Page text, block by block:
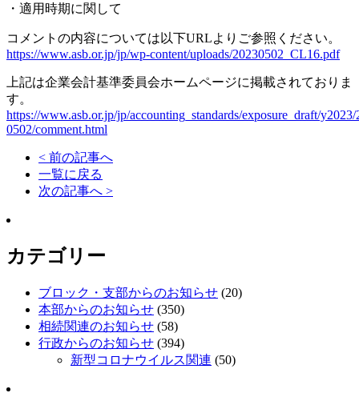
・適用時期に関して
コメントの内容については以下URLよりご参照ください。
https://www.asb.or.jp/jp/wp-content/uploads/20230502_CL16.pdf
上記は企業会計基準委員会ホームページに掲載されておりま
す。
https://www.asb.or.jp/jp/accounting_standards/exposure_draft/y2023/
0502/comment.html
< 前の記事へ
一覧に戻る
次の記事へ >
カテゴリー
ブロック・支部からのお知らせ (20)
本部からのお知らせ (350)
相続関連のお知らせ (58)
行政からのお知らせ (394)
新型コロナウイルス関連 (50)